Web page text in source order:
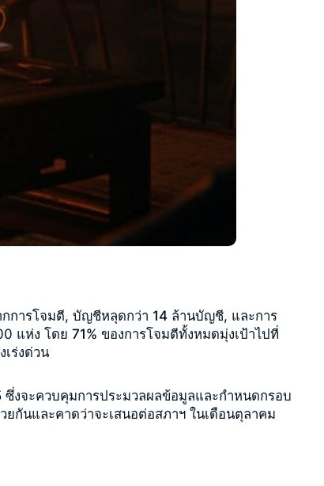
การโจมตี, บัญชีหลุดกว่า 14 ล้านบัญชี, และการ
แห่ง โดย 71% ของการโจมตีทั้งหมดมุ่งเป้าไปที่
ร่งด่วน
งจะควบคุมการประมวลผลข้อมูลและกำหนดกรอบ
กันและคาดว่าจะเสนอต่อสภาฯ ในเดือนตุลาคม